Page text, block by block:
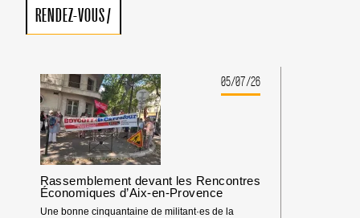
RENDEZ-VOUS/
05/07/26
Rassemblement devant les Rencontres
Économiques d’Aix-en-Provence
Une bonne cinquantaine de militant·es de la